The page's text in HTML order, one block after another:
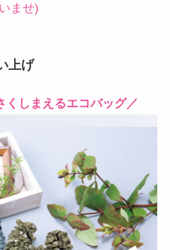
ませ)
上げ
くしまえるエコバッグ／